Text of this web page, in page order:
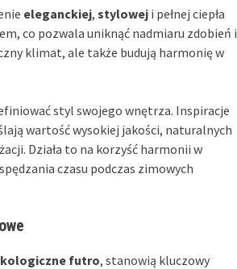
eleganckiej, stylowej i pełnej ciepła
co pozwala uniknąć nadmiaru zdobień i
klimat, ale także budują harmonię w
styl swojego wnętrza. Inspiracje
wartość wysokiej jakości, naturalnych
Działa to na korzyść harmonii w
czasu podczas zimowych
futro, stanowią kluczowy